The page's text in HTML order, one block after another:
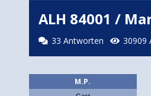
ALH 84001 /
33 Antworten 30909
M.P.